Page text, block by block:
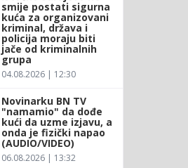
smije postati sigurna
kuća za organizovani
kriminal, država i
policija moraju biti
jače od kriminalnih
grupa
04.08.2026 | 12:30
Novinarku BN TV
"namamio" da dođe
kući da uzme izjavu, a
onda je fizički napao
(AUDIO/VIDEO)
06.08.2026 | 13:32